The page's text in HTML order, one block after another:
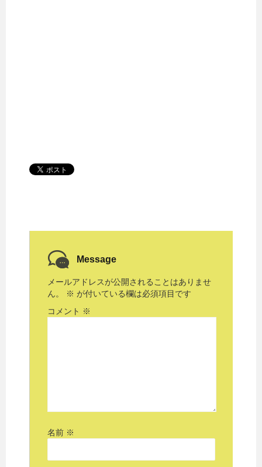
Message
メールアドレスが公開されることはありませ
ん。
※ が付いている欄は必須項目です
コメント ※
名前 ※